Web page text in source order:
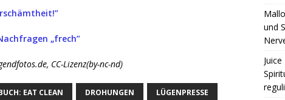
„frech”
CC-Lizenz(by-nc-nd)
EAT CLEAN DROHUNGEN LÜGENPRESSE
und
Juice